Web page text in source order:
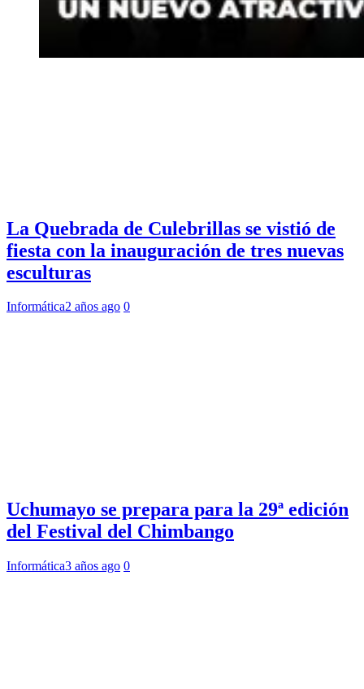
La Quebrada de Culebrillas se vistió de
fiesta con la inauguración de tres nuevas
esculturas
Informática2 años ago 0
Uchumayo se prepara para la 29ª edición
del Festival del Chimbango
Informática3 años ago 0